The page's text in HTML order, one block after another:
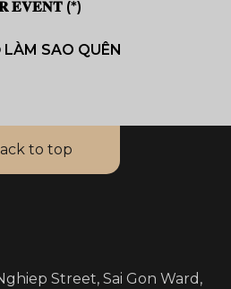
𝐄𝐕𝐄𝐍𝐓 (*)
SAO QUÊN
to top
Street, Sai Gon Ward,